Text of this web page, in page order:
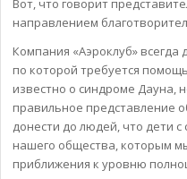
Вот, что говорит
направлением
Компания «Аэроклуб» всегда
по которой требуется
известно о синдроме Дауна,
правильное представление
донести до людей, что дети
нашего общества, которым
приближения к уровню